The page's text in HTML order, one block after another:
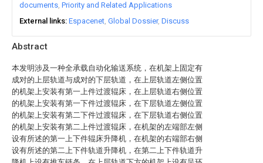
Abstract
本发明涉及一种全承载自动化输送系统，在机架上固定有
成对的上层轨道与成对的下层轨道，在上层轨道左侧位置
的机架上安装有第一上件过渡辊床，在上层轨道右侧位置
的机架上安装有第一下件过渡辊床，在下层轨道左侧位置
的机架上安装有第二下件过渡辊床，在下层轨道右侧位置
的机架上安装有第二上件过渡辊床，在机架的左端部左侧
设有所述的第一上下件辊床升降机，在机架的右端部右侧
设有所述的第二上下件轨道升降机，在第二上下件轨道升
documents Priority and Related Applications
External links Espacenet Global Dossier Discuss